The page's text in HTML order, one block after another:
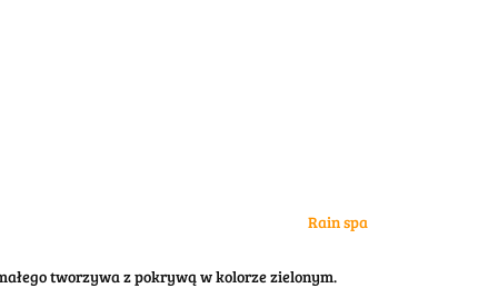
Rain spa
tworzywa z pokrywą w kolorze zielonym.